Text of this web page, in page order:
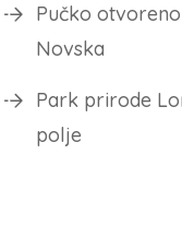
Pučko
Novska
Park prirode
polje